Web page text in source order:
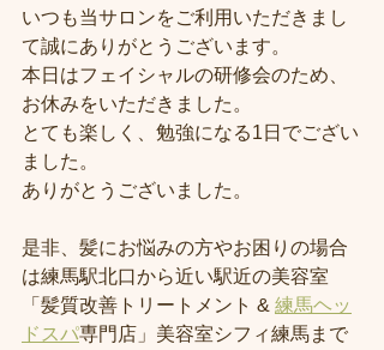
いつも当サロンをご利用いただきまし
て誠にありがとうございます。
本日はフェイシャルの研修会のため、
お休みをいただきました。
とても楽しく、勉強になる1日でござい
ました。
ありがとうございました。
是非、髪にお悩みの方やお困りの場合
は練馬駅北口から近い駅近の美容室
「髪質改善トリートメント & 練馬ヘッ
ドスパ専門店」美容室シフィ練馬まで